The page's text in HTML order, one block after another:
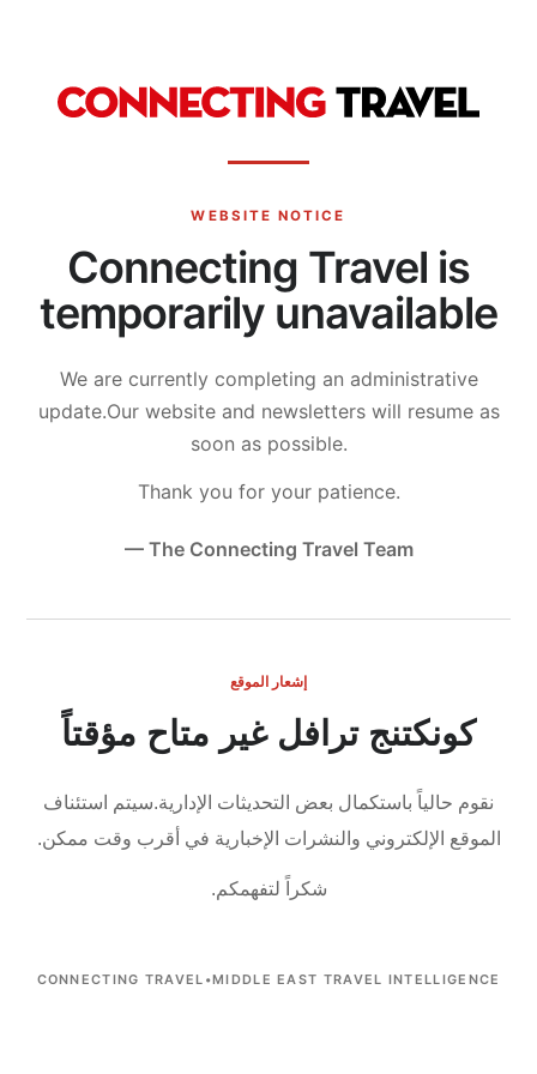
WEBSITE NOTICE
Connecting Travel is
temporarily unavailable
We are currently completing an administrative
update.Our website and newsletters will resume as
soon as possible.
Thank you for your patience.
— The Connecting Travel Team
إشعار الموقع
كونكتنج ترافل غير متاح مؤقتاً
نقوم حالياً باستكمال بعض التحديثات الإدارية.سيتم استئناف
الموقع الإلكتروني والنشرات الإخبارية في أقرب وقت ممكن.
شكراً لتفهمكم.
CONNECTING TRAVEL •MIDDLE EAST TRAVEL INTELLIGENCE